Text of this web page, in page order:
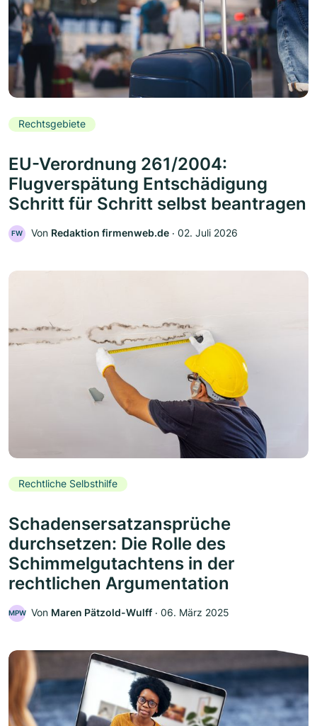
Rechtsgebiete
EU-Verordnung 261/2004:
Flugverspätung Entschädigung
Schritt für Schritt selbst beantragen
FW Von Redaktion firmenweb.de ‧ 02. Juli 2026
Rechtliche Selbsthilfe
Schadensersatzansprüche
durchsetzen: Die Rolle des
Schimmelgutachtens in der
rechtlichen Argumentation
MPW Von Maren Pätzold-Wulff ‧ 06. März 2025